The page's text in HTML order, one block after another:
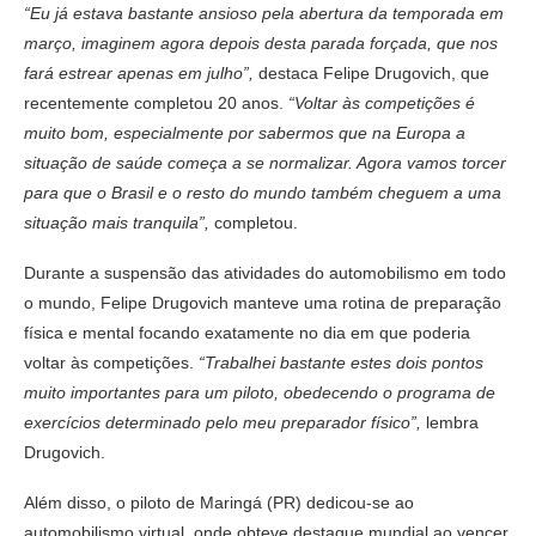
“Eu já estava bastante ansioso pela abertura da temporada em
março, imaginem agora depois desta parada forçada, que nos
fará estrear apenas em julho”, destaca Felipe Drugovich, que
recentemente completou 20 anos. “Voltar às competições é
muito bom, especialmente por sabermos que na Europa a
situação de saúde começa a se normalizar. Agora vamos torcer
para que o Brasil e o resto do mundo também cheguem a uma
situação mais tranquila”, completou.
Durante a suspensão das atividades do automobilismo em todo
o mundo, Felipe Drugovich manteve uma rotina de preparação
física e mental focando exatamente no dia em que poderia
voltar às competições. “Trabalhei bastante estes dois pontos
muito importantes para um piloto, obedecendo o programa de
exercícios determinado pelo meu preparador físico”, lembra
Drugovich.
Além disso, o piloto de Maringá (PR) dedicou-se ao